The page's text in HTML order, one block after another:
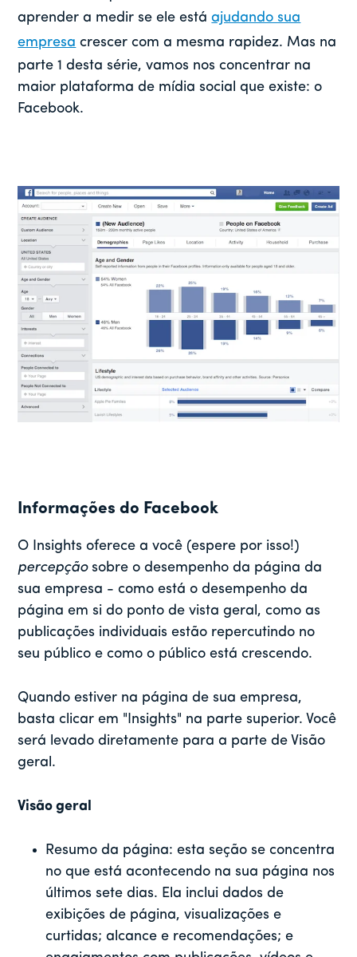
aprender a medir se ele estáajudando sua
empresa crescer com a mesma rapidez. Mas na
parte 1 desta série, vamos nos concentrar na
maior plataforma de mídia social que existe: o
Facebook.
Informações do Facebook
O Insights oferece a você (espere por isso!)
percepçãosobre o desempenho da página da
sua empresa - como está o desempenho da
página em si do ponto de vista geral, como as
publicações individuais estão repercutindo no
seu público e como o público está crescendo.
Quando estiver na página de sua empresa,
basta clicar em "Insights" na parte superior. Você
será levado diretamente para a parte de Visão
geral.
Visão geral
Resumo da página: esta seção se concentra
no que está acontecendo na sua página nos
últimos sete dias. Ela inclui dados de
exibições de página, visualizações e
curtidas; alcance e recomendações; e